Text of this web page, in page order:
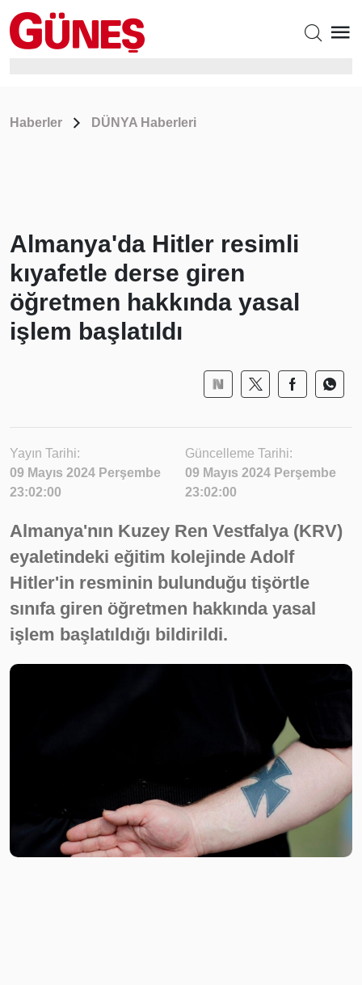
Haberler DÜNYA Haberleri
Almanya'da Hitler resimli
kıyafetle derse giren
öğretmen hakkında yasal
işlem başlatıldı
Yayın Tarihi:
09 Mayıs 2024 Perşembe
23:02:00
Güncelleme Tarihi:
09 Mayıs 2024 Perşembe
23:02:00
Almanya'nın Kuzey Ren Vestfalya (KRV)
eyaletindeki eğitim kolejinde Adolf
Hitler'in resminin bulunduğu tişörtle
sınıfa giren öğretmen hakkında yasal
işlem başlatıldığı bildirildi.